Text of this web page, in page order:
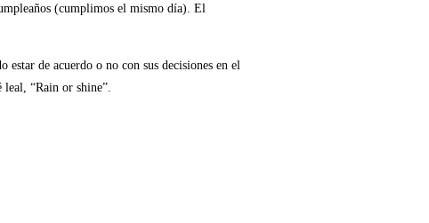
(cumplimos el mismo día). El
de acuerdo o no con sus decisiones en el
“Rain or shine”.